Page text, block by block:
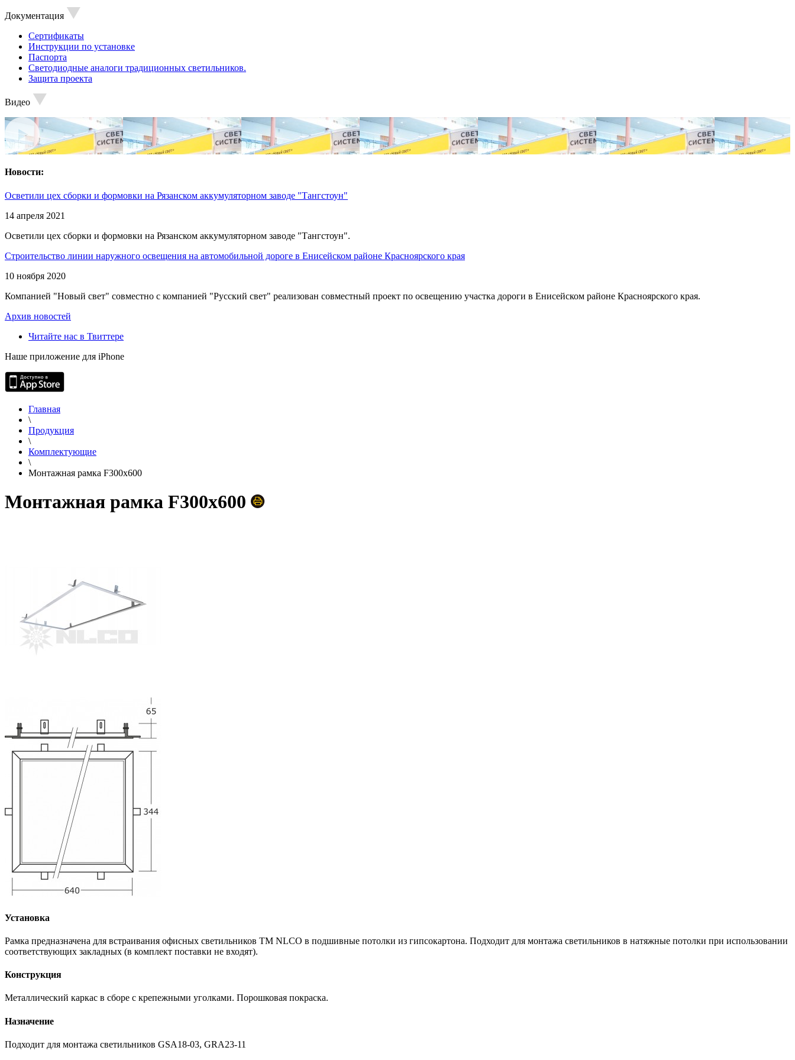
Документация
Сертификаты
Инструкции по установке
Паспорта
Светодиодные аналоги традиционных светильников.
Защита проекта
Видео
Новости:
Осветили цех сборки и формовки на Рязанском аккумуляторном заводе "Тангстоун"
14 апреля 2021
Осветили цех сборки и формовки на Рязанском аккумуляторном заводе "Тангстоун".
Строительство линии наружного освещения на автомобильной дороге в Енисейском районе Красноярского края
10 ноября 2020
Компанией "Новый свет" совместно с компанией "Русский свет" реализован совместный проект по освещению участка дороги в Енисейском районе Красноярского края.
Архив новостей
Читайте нас в Твиттере
Наше приложение для iPhone
Главная
\
Продукция
\
Комплектующие
\
Монтажная рамка F300x600
Монтажная рамка F300x600
Установка
Рамка предназначена для встраивания офисных светильников ТМ NLCO в подшивные потолки из гипсокартона. Подходит для монтажа светильников в натяжные потолки при использовании
соответствующих закладных (в комплект поставки не входят).
Конструкция
Металлический каркас в сборе с крепежными уголками. Порошковая покраска.
Назначение
Подходит для монтажа светильников GSA18-03, GRA23-11